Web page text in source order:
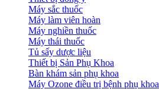
Máy sắc thuốc
Máy làm viên hoàn
Máy nghiền thuốc
Máy thái thuốc
Tủ sấy dược liệu
Thiết bị Sản Phụ Khoa
Bàn khám sản phụ khoa
Máy Ozone điều trị bệnh phụ khoa